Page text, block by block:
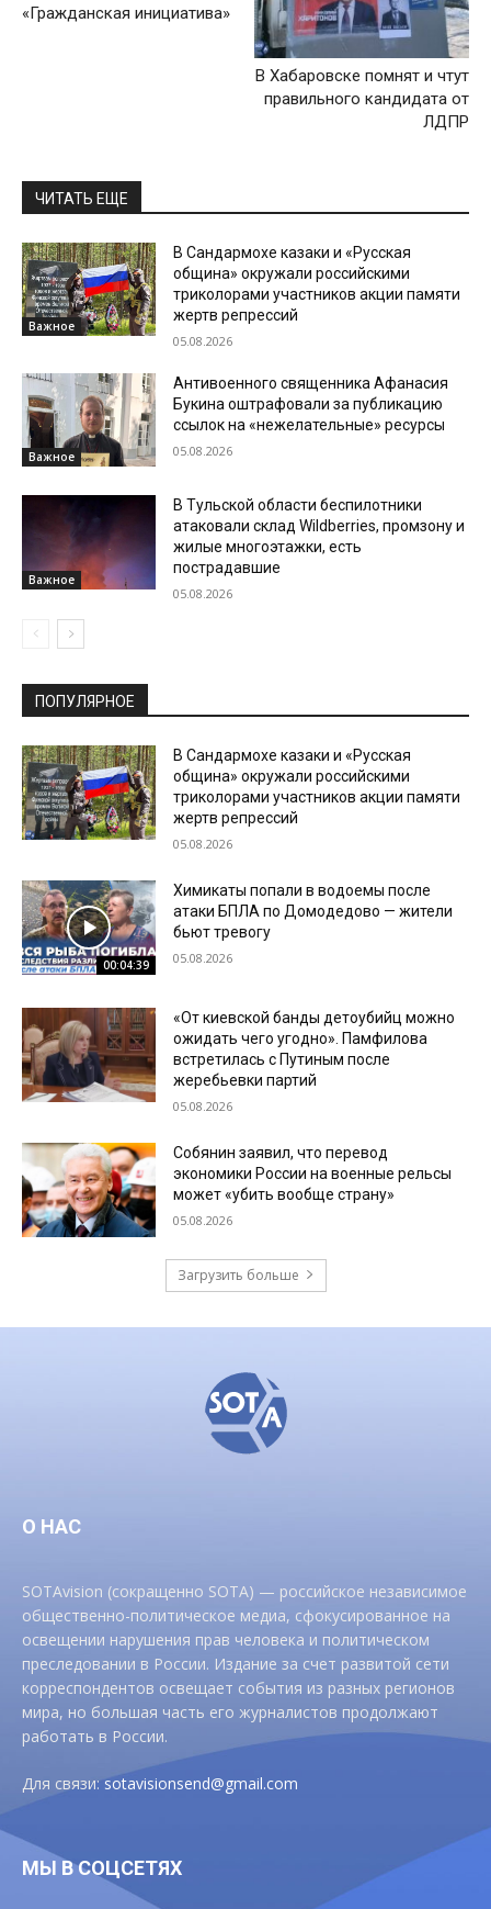
«Гражданская инициатива»
В Хабаровске помнят и чтут
правильного кандидата от
ЛДПР
ЧИТАТЬ ЕЩЕ
Важное
В Сандармохе казаки и «Русская
община» окружали российскими
триколорами участников акции памяти
жертв репрессий
05.08.2026
Важное
Антивоенного священника Афанасия
Букина оштрафовали за публикацию
ссылок на «нежелательные» ресурсы
05.08.2026
Важное
В Тульской области беспилотники
атаковали склад Wildberries, промзону и
жилые многоэтажки, есть
пострадавшие
05.08.2026
ПОПУЛЯРНОЕ
В Сандармохе казаки и «Русская
община» окружали российскими
триколорами участников акции памяти
жертв репрессий
05.08.2026
00:04:39
Химикаты попали в водоемы после
атаки БПЛА по Домодедово — жители
бьют тревогу
05.08.2026
«От киевской банды детоубийц можно
ожидать чего угодно». Памфилова
встретилась с Путиным после
жеребьевки партий
05.08.2026
Собянин заявил, что перевод
экономики России на военные рельсы
может «убить вообще страну»
05.08.2026
Загрузить больше
О НАС
SOTAvision (сокращенно SOTA) — российское независимое
общественно-политическое медиа, сфокусированное на
освещении нарушения прав человека и политическом
преследовании в России. Издание за счет развитой сети
корреспондентов освещает события из разных регионов
мира, но большая часть его журналистов продолжают
работать в России.
Для связи:sotavisionsend@gmail.com
МЫ В СОЦСЕТЯХ